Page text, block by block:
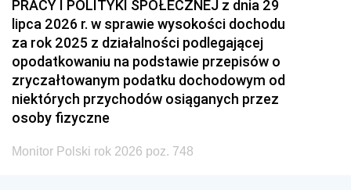
PRACY I POLITYKI SPOŁECZNEJ z dnia 29
lipca 2026 r. w sprawie wysokości dochodu
za rok 2025 z działalności podlegającej
opodatkowaniu na podstawie przepisów o
zryczałtowanym podatku dochodowym od
niektórych przychodów osiąganych przez
osoby fizyczne
Monitor Polski rok 2026 poz. 748